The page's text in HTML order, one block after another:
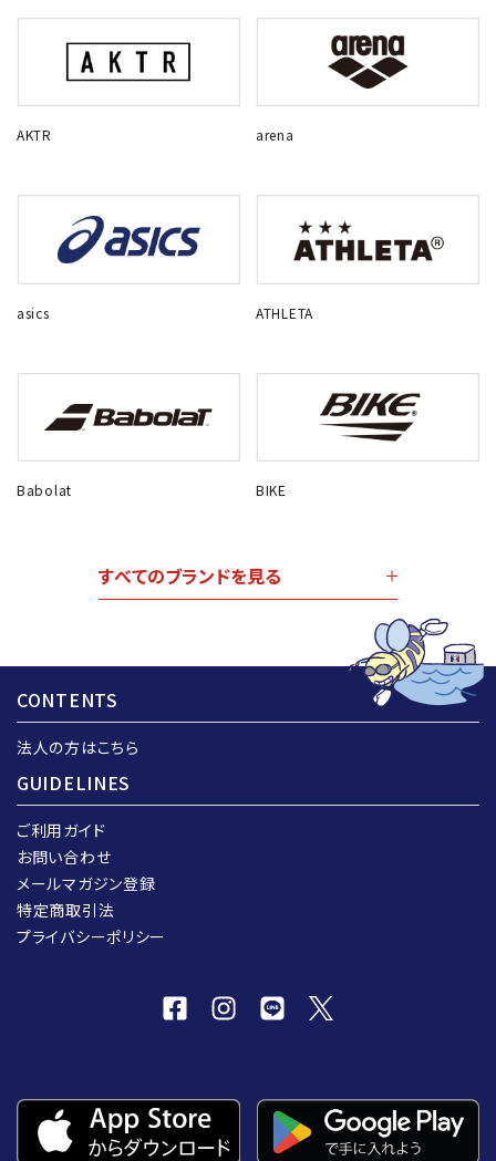
AKTR arena
asics ATHLETA
Babolat BIKE
すべてのブランドを見る
CONTENTS
法人の方はこちら
GUIDELINES
ご利用ガイド
お問い合わせ
メールマガジン登録
特定商取引法
プライバシーポリシー